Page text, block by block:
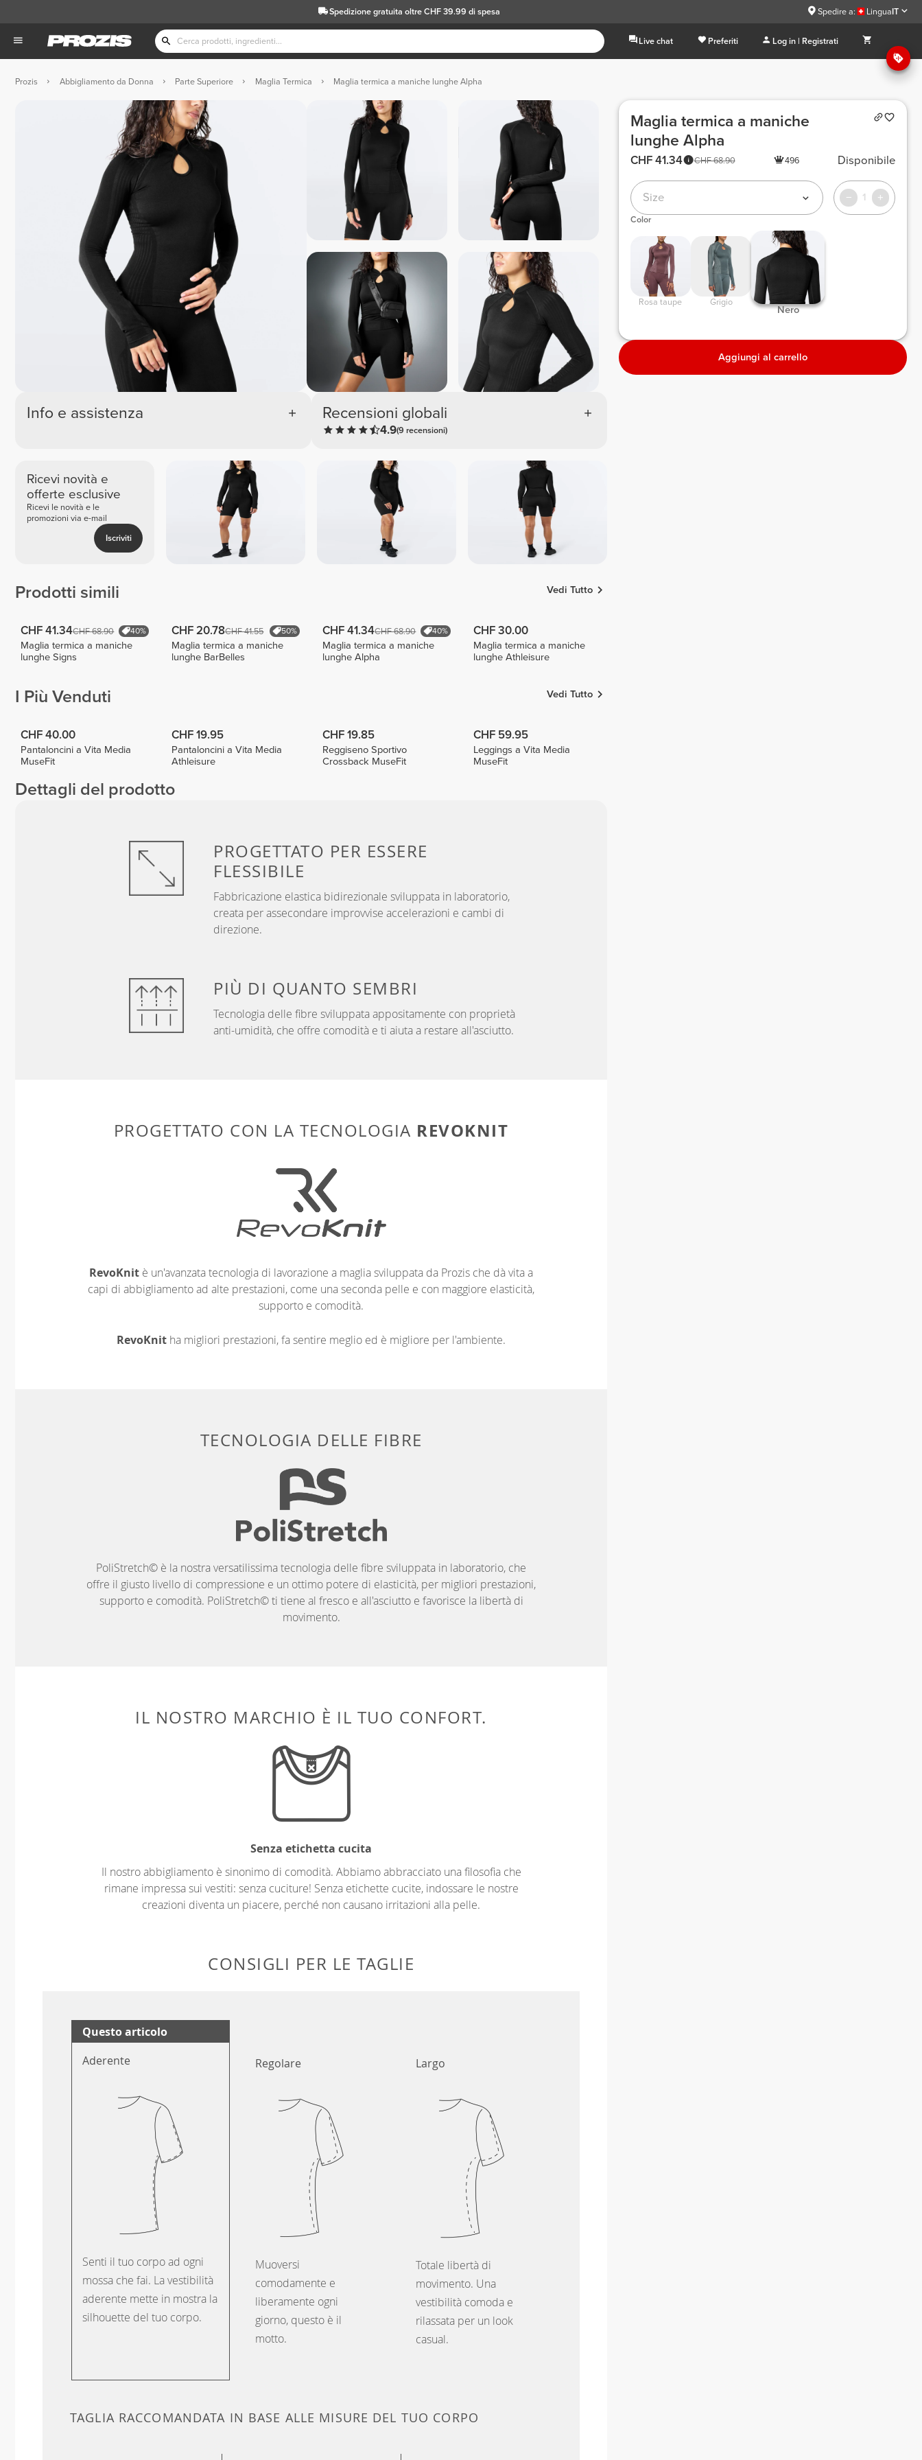
Spedizione gratuita oltre CHF 39.99 di spesa Spedire a: LinguaIT
Live chat Preferiti Log in | Registrati
Prozis Abbigliamento da Donna Parte Superiore Maglia Termica Maglia termica a maniche lunghe Alpha
Info e assistenza Recensioni globali
4.9(9 recensioni)
Ricevi novità e
offerte esclusive
Ricevi le novità e le
promozioni via e-mail
Iscriviti
Prodotti simili Vedi Tutto
CHF 41.34CHF 68.90 40%
Maglia termica a maniche
lunghe Signs
CHF 20.78CHF 41.55 50%
Maglia termica a maniche
lunghe BarBelles
CHF 41.34CHF 68.90 40%
Maglia termica a maniche
lunghe Alpha
CHF 30.00
Maglia termica a maniche
lunghe Athleisure
I Più Venduti Vedi Tutto
CHF 40.00
Pantaloncini a Vita Media
MuseFit
CHF 19.95
Pantaloncini a Vita Media
Athleisure
CHF 19.85
Reggiseno Sportivo
Crossback MuseFit
CHF 59.95
Leggings a Vita Media
MuseFit
Dettagli del prodotto
PROGETTATO PER ESSERE
FLESSIBILE
Fabbricazione elastica bidirezionale sviluppata in laboratorio,
creata per assecondare improvvise accelerazioni e cambi di
direzione.
PIÙ DI QUANTO SEMBRI
Tecnologia delle fibre sviluppata appositamente con proprietà
anti-umidità, che offre comodità e ti aiuta a restare all'asciutto.
PROGETTATO CON LA TECNOLOGIA REVOKNIT
RevoKnit è un'avanzata tecnologia di lavorazione a maglia sviluppata da Prozis che dà vita a
capi di abbigliamento ad alte prestazioni, come una seconda pelle e con maggiore elasticità,
supporto e comodità.
RevoKnit ha migliori prestazioni, fa sentire meglio ed è migliore per l'ambiente.
TECNOLOGIA DELLE FIBRE
PoliStretch© è la nostra versatilissima tecnologia delle fibre sviluppata in laboratorio, che
offre il giusto livello di compressione e un ottimo potere di elasticità, per migliori prestazioni,
supporto e comodità. PoliStretch© ti tiene al fresco e all'asciutto e favorisce la libertà di
movimento.
IL NOSTRO MARCHIO È IL TUO CONFORT.
Senza etichetta cucita
Il nostro abbigliamento è sinonimo di comodità. Abbiamo abbracciato una filosofia che
rimane impressa sui vestiti: senza cuciture! Senza etichette cucite, indossare le nostre
creazioni diventa un piacere, perché non causano irritazioni alla pelle.
CONSIGLI PER LE TAGLIE
Questo articolo
Aderente
Senti il tuo corpo ad ogni
mossa che fai. La vestibilità
aderente mette in mostra la
silhouette del tuo corpo.
Regolare
Muoversi
comodamente e
liberamente ogni
giorno, questo è il
motto.
Largo
Totale libertà di
movimento. Una
vestibilità comoda e
rilassata per un look
casual.
TAGLIA RACCOMANDATA IN BASE ALLE MISURE DEL TUO CORPO
Maglia termica a maniche
lunghe Alpha
CHF 68.90
CHF 41.34 496 Disponibile
Size 1
Color
Rosa taupe Grigio
Nero
Aggiungi al carrello